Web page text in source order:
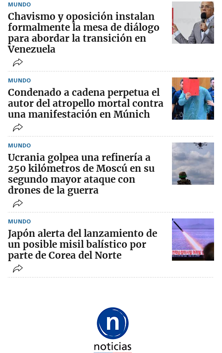
MUNDO
Chavismo y oposición instalan
formalmente la mesa de diálogo
para abordar la transición en
Venezuela
MUNDO
Condenado a cadena perpetua el
autor del atropello mortal contra
una manifestación en Múnich
MUNDO
Ucrania golpea una refinería a
250 kilómetros de Moscú en su
segundo mayor ataque con
drones de la guerra
MUNDO
Japón alerta del lanzamiento de
un posible misil balístico por
parte de Corea del Norte